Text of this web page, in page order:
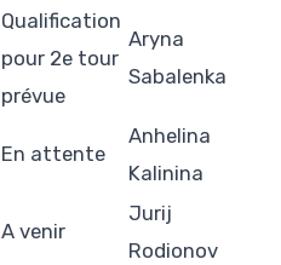
Qualification
pour 2e tour
prévue
Aryna
Sabalenka
En attente
Anhelina
Kalinina
A venir
Jurij
Rodionov